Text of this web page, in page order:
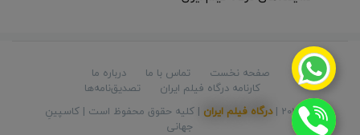
صفحه نخست تماس با ما
درباره ما
کارنامه درگاه فیلم ایران
تصدیق‌نامه‌ها
© 2026 |
درگاه فیلم ایران | کلیه حقوق محفوظ است | کاسپینِ
جهانی